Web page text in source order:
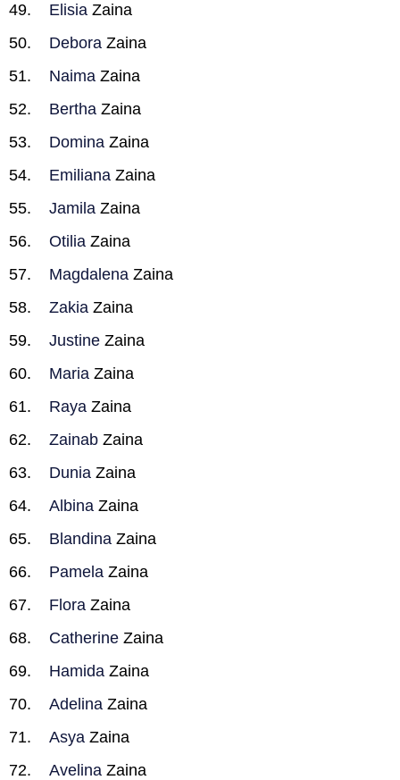
Elisia Zaina
Debora Zaina
Naima Zaina
Bertha Zaina
Domina Zaina
Emiliana Zaina
Jamila Zaina
Otilia Zaina
Magdalena Zaina
Zakia Zaina
Justine Zaina
Maria Zaina
Raya Zaina
Zainab Zaina
Dunia Zaina
Albina Zaina
Blandina Zaina
Pamela Zaina
Flora Zaina
Catherine Zaina
Hamida Zaina
Adelina Zaina
Asya Zaina
Avelina Zaina